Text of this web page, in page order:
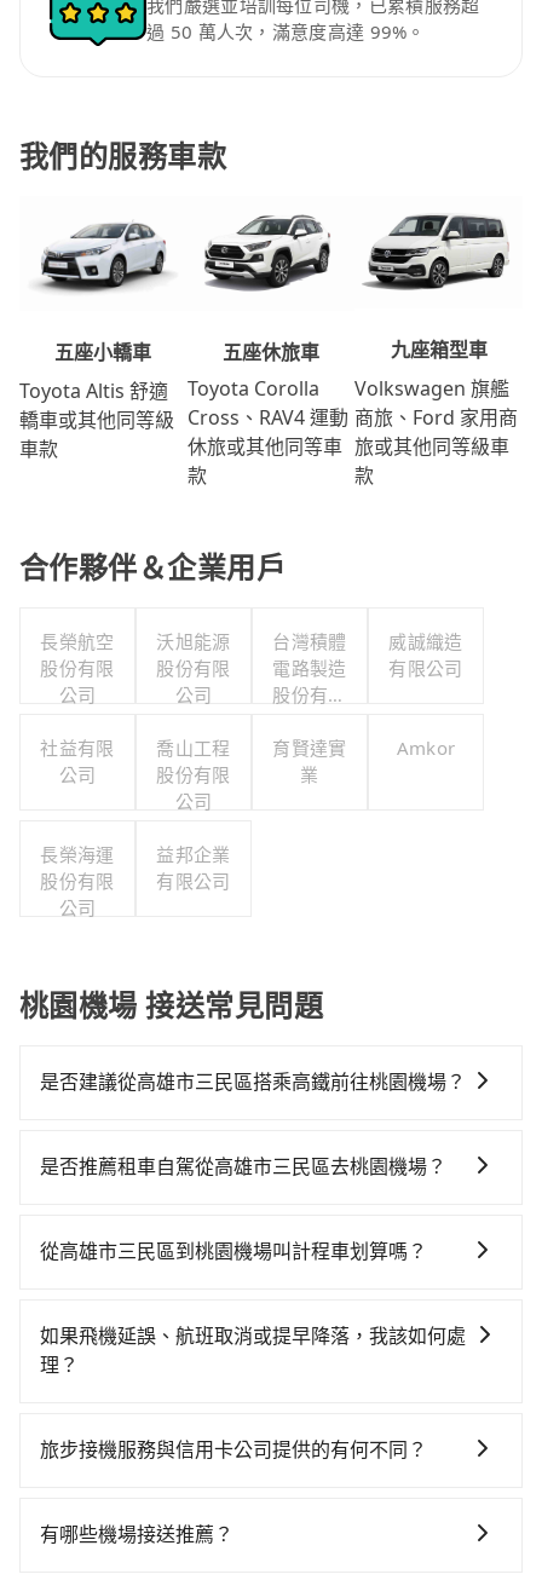
我們嚴選並培訓每位司機，已累積服務超
過 50 萬人次，滿意度高達 99%。
我們的服務車款
五座小轎車
Toyota Altis 舒適
轎車或其他同等級
車款
五座休旅車
Toyota Corolla
Cross、RAV4 運動
休旅或其他同等車
款
九座箱型車
Volkswagen 旗艦
商旅、Ford 家用商
旅或其他同等級車
款
合作夥伴＆企業用戶
長榮航空
股份有限
公司
沃旭能源
股份有限
公司
台灣積體
電路製造
股份有限
威誠織造
有限公司
社益有限
公司
喬山工程
股份有限
公司
育賢達實
業
Amkor
長榮海運
股份有限
公司
益邦企業
有限公司
桃園機場 接送常見問題
是否建議從高雄市三民區搭乘高鐵前往桃園機場？
適、省時、較貴！從最早05:50一直到21:54，左營-桃園
費約200元、車程約21分鐘。抵達高鐵站後，步行進
鐵站，每人票價1,330元，再用5分鐘出站、等待車站前
排班的計程車，搭上小黃後約花20分鐘、車費400元
平均每人花費為1,480元。但如果全程使用tripool並到
額外支出約520元的交通費，所以對於不是這麼趕時間的
是否推薦租車自駕從高雄市三民區去桃園機場？
路邊多天不用車，每小時停車費30元，單日最高490
從高雄市三民區到桃園機場叫計程車划算嗎？
灣大車隊、Uber、Line Taxi、Yoxi等，如果在路邊攔不
到車，也可考慮打電話至高雄市三民區附近的計程車
6,595~7,900元間，但如改預約tripool可省高達
如果飛機延誤、航班取消或提早降落，我該如何處
理？
前透過官網的線上客服告知，我方會盡力協助重新安排
tripool依舊會改派司機，但就不能保證旅客一出關即有
旅步接機服務與信用卡公司提供的有何不同？
接送體驗。相較於信用卡公司提供的免費接送服務，旅
有哪些機場接送推薦？